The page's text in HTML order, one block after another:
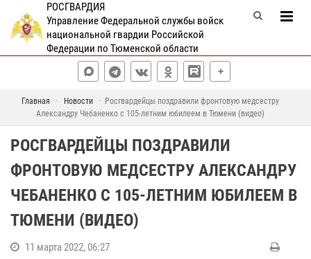
РОСГВАРДИЯ
Управление Федеральной службы войск
национальной гвардии Российской
Федерации по Тюменской области
Главная Новости
Росгвардейцы поздравили фронтовую медсестру
Александру Чебаненко с 105-летним юбилеем в Тюмени (видео)
РОСГВАРДЕЙЦЫ ПОЗДРАВИЛИ
ФРОНТОВУЮ МЕДСЕСТРУ АЛЕКСАНДРУ
ЧЕБАНЕНКО С 105-ЛЕТНИМ ЮБИЛЕЕМ В
ТЮМЕНИ (ВИДЕО)
11 марта 2022, 06:27